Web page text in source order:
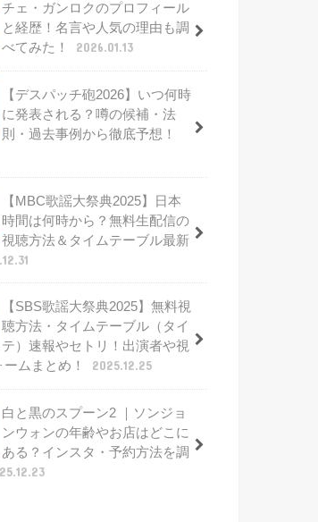
チェ・ガンロクのプロフィール
と経歴！名言や人気の理由も調
べてみた！
2026.01.13
【デスパッチ砲2026】いつ何時
に発表される？噂の候補・法
則・過去事例から徹底予想！
【MBC歌謡大祭典2025】日本
時間は何時から？無料生配信の
視聴方法＆タイムテーブル最新
【SBS歌謡大祭典2025】無料視
聴方法・タイムテーブル（タイ
テ）速報やセトリ！出演者や視
ムまとめ！
2025.12.25
白と黒のスプーン2 ｜ソンジョ
ンウォンの年齢やお店はどこに
ある？インスタ・予約方法を調